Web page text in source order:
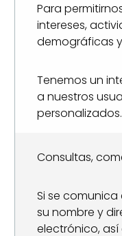
Para
intereses,
demográficas
Tenemos un
a nuestros
personalizados.
Consultas,
Si se
su nombre y
electrónico,